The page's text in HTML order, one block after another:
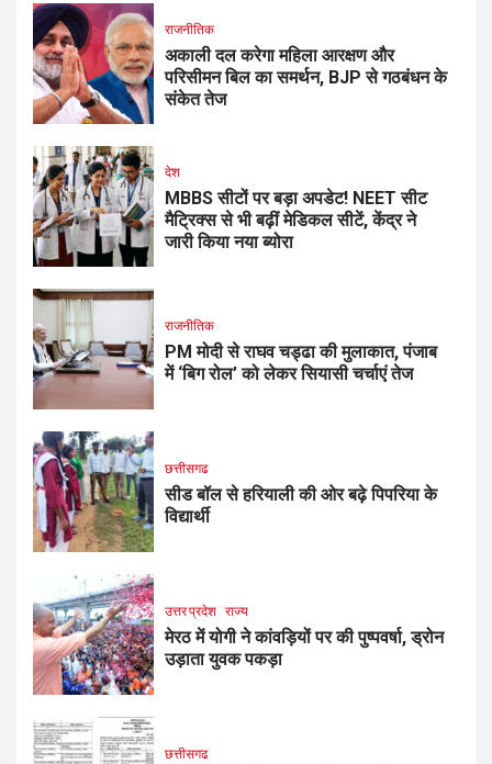
राजनीतिक
अकाली दल करेगा महिला आरक्षण और
परिसीमन बिल का समर्थन, BJP से गठबंधन के
संकेत तेज
देश
MBBS सीटों पर बड़ा अपडेट! NEET सीट
मैट्रिक्स से भी बढ़ीं मेडिकल सीटें, केंद्र ने
जारी किया नया ब्योरा
राजनीतिक
PM मोदी से राघव चड्ढा की मुलाकात, पंजाब
में ‘बिग रोल’ को लेकर सियासी चर्चाएं तेज
छत्तीसगढ
सीड बॉल से हरियाली की ओर बढ़े पिपरिया के
विद्यार्थी
उत्तर प्रदेश राज्य
मेरठ में योगी ने कांवड़ियों पर की पुष्पवर्षा, ड्रोन
उड़ाता युवक पकड़ा
छत्तीसगढ